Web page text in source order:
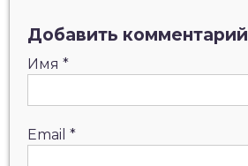
Добавить комментарий
Имя *
Email *